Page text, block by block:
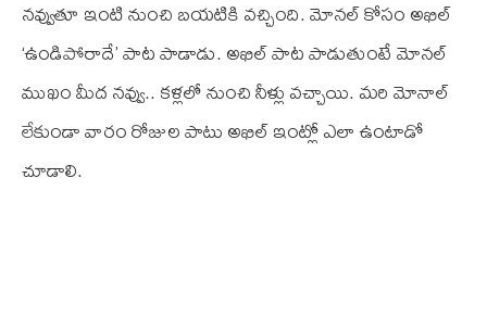
నవ్వుతూ ఇంటి నుంచి బయటికి వచ్చింది. మోనల్ కోసం అఖిల్
‘ఉండిపోరాదే’ పాట పాడాడు. అఖిల్ పాట పాడుతుంటే మోనల్
ముఖం మీద నవ్వు.. కళ్లలో నుంచి నీళ్లు వచ్చాయి. మరి మోనాల్
లేకుండా వారం రోజుల పాటు అఖిల్ ఇంట్లో ఎలా ఉంటాడో
చూడాలి.